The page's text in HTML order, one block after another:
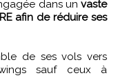
dans un vaste
afin de réduire ses
de ses vols vers
sauf ceux à